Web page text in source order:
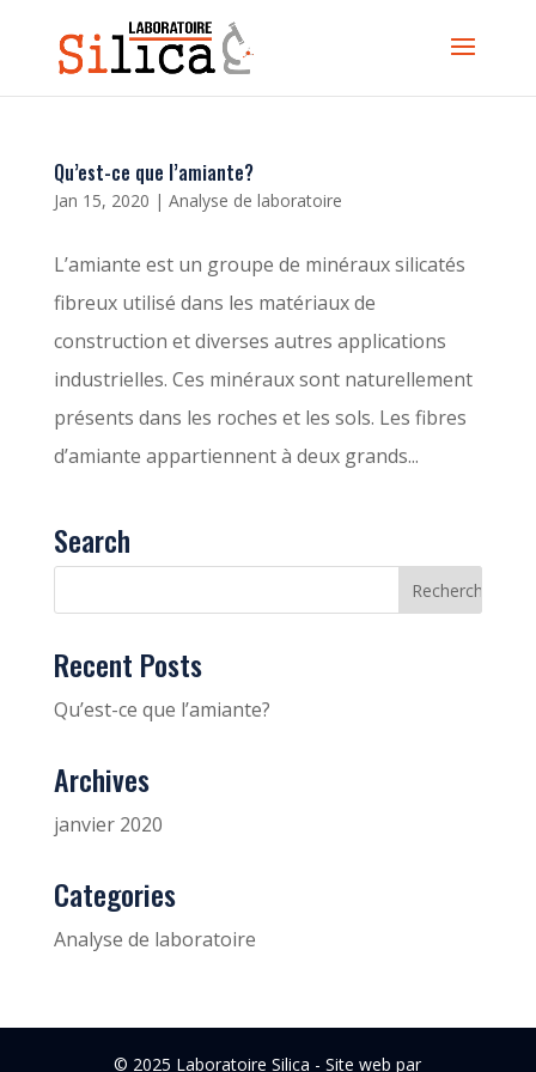
Qu’est-ce que l’amiante?
Jan 15, 2020 | Analyse de laboratoire
L’amiante est un groupe de minéraux silicatés
fibreux utilisé dans les matériaux de
construction et diverses autres applications
industrielles. Ces minéraux sont naturellement
présents dans les roches et les sols. Les fibres
d’amiante appartiennent à deux grands...
Search
Recent Posts
Qu’est-ce que l’amiante?
Archives
janvier 2020
Categories
Analyse de laboratoire
© 2025 Laboratoire Silica - Site web par